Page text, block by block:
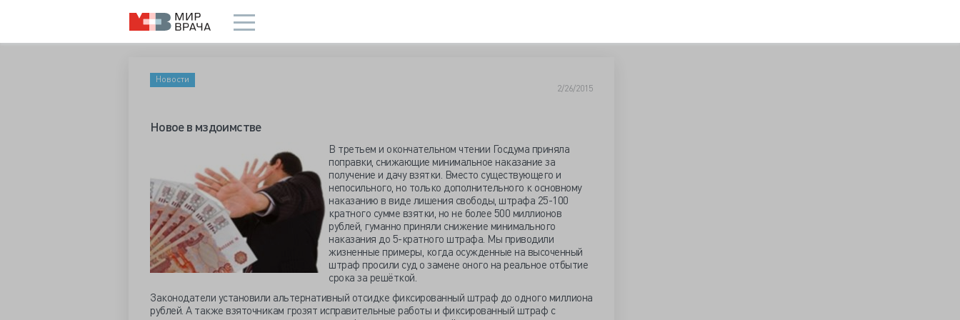
Новости
2/26/2015
Новое в мздоимстве
В третьем и окончательном чтении Госдума приняла
поправки, снижающие минимальное наказание за
получение и дачу взятки. Вместо существующего и
непосильного, но только дополнительного к основному
наказанию в виде лишения свободы, штрафа 25-100
кратного сумме взятки, но не более 500 миллионов
рублей, гуманно приняли снижение минимального
наказания до 5-кратного штрафа. Мы приводили
жизненные примеры, когда осужденные на высоченный
штраф просили суд о замене оного на реальное отбытие
срока за решёткой.
Законодатели установили альтернативный отсидке фиксированный штраф до одного миллиона
рублей. А также взяточникам грозят исправительные работы и фиксированный штраф с